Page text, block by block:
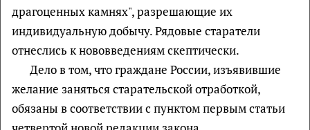
драгоценных камнях", разрешающие их
индивидуальную добычу. Рядовые старатели
отнеслись к нововведениям скептически.
Дело в том, что граждане России, изъявившие
желание заняться старательской отработкой,
обязаны в соответствии с пунктом первым статьи